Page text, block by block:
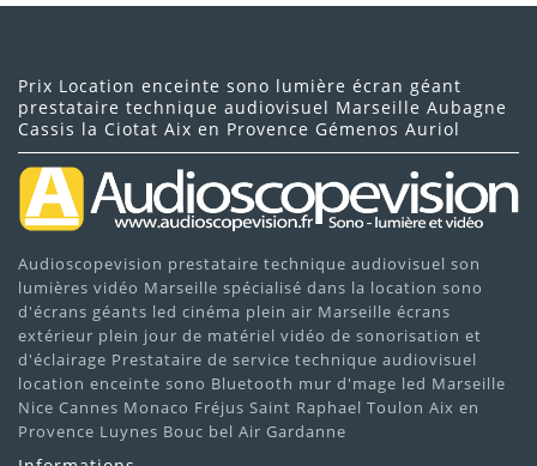
Prix Location enceinte sono lumière écran géant
prestataire technique audiovisuel Marseille Aubagne
Cassis la Ciotat Aix en Provence Gémenos Auriol
Audioscopevision prestataire technique audiovisuel son
lumières vidéo Marseille spécialisé dans la location sono
d'écrans géants led cinéma plein air Marseille écrans
extérieur plein jour de matériel vidéo de sonorisation et
d'éclairage Prestataire de service technique audiovisuel
location enceinte sono Bluetooth mur d'mage led Marseille
Nice Cannes Monaco Fréjus Saint Raphael Toulon Aix en
Provence Luynes Bouc bel Air Gardanne